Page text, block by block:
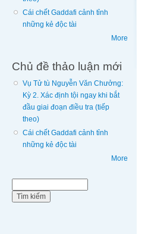
Cái chết Gaddafi cảnh tỉnh
những kẻ độc tài
More
Chủ đề thảo luận mới
Vụ Tử tù Nguyễn Văn Chưởng:
Kỳ 2. Xác định tội ngay khi bắt
đầu giai đoạn điều tra (tiếp
theo)
Cái chết Gaddafi cảnh tỉnh
những kẻ độc tài
More